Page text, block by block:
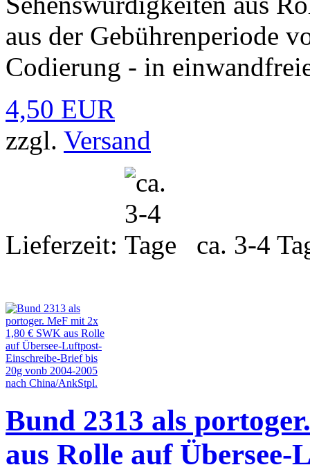
aus der Gebührenperiode
Codierung - in
4,50 EUR
zzgl. Versand
Lieferzeit: ca. 3-4
Bund 2313 als
aus Rolle auf